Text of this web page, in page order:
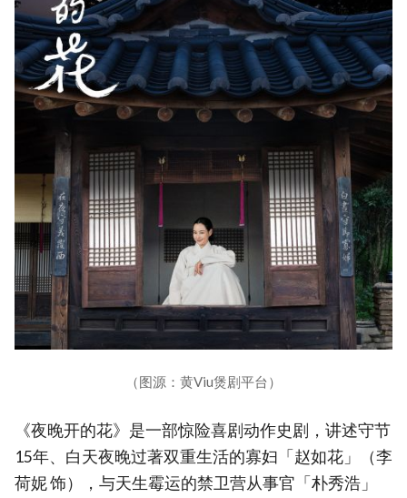
（图源：黄Viu煲剧平台）
《夜晚开的花》是一部惊险喜剧动作史剧，讲述守节
15年、白天夜晚过著双重生活的寡妇「赵如花」（李
荷妮 饰），与天生霉运的禁卫营从事官「朴秀浩」